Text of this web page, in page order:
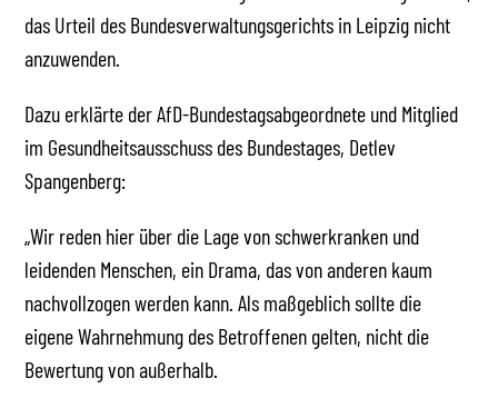
das Urteil des Bundesverwaltungsgerichts in Leipzig nicht
anzuwenden.
Dazu erklärte der AfD-Bundestagsabgeordnete und Mitglied
im Gesundheitsausschuss des Bundestages, Detlev
Spangenberg:
„Wir reden hier über die Lage von schwerkranken und
leidenden Menschen, ein Drama, das von anderen kaum
nachvollzogen werden kann. Als maßgeblich sollte die
eigene Wahrnehmung des Betroffenen gelten, nicht die
Bewertung von außerhalb.